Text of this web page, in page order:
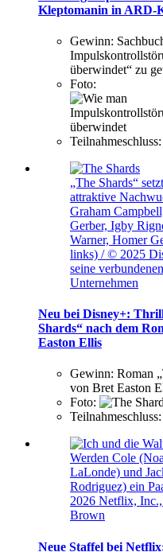
Kleptomanin in ARD-
Gewinn:
überwindet“ zu
Foto:
Teilnahmeschluss:
„The Shards“
attraktive
Graham
Gerber, Igby
Warner, Homer
links) / © 2025
seine verbundenen
Unternehmen
Neu bei Disney+:
Shards“ nach dem
Easton Ellis
Gewinn: Roman
von Bret Easton
Foto:
Teilnahmeschluss:
Werden Cole
LaLonde) und
Rodriguez) ein
2026 Netflix,
Brown
Neue Staffel bei